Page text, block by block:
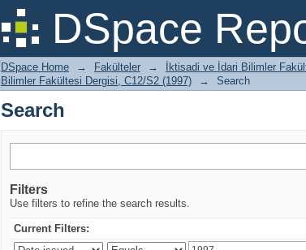
DSpace
Search
DSpace Home → Fakülteler → İktisadi ve İdari Bilimler
Bilimler Fakültesi Dergisi, C12/S2 (1997)
→ Search
Search
Filters
Use filters to refine the search results.
Current Filters: